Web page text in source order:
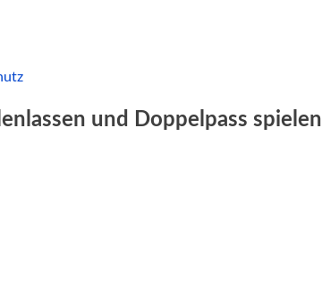
und Doppelpass spielen